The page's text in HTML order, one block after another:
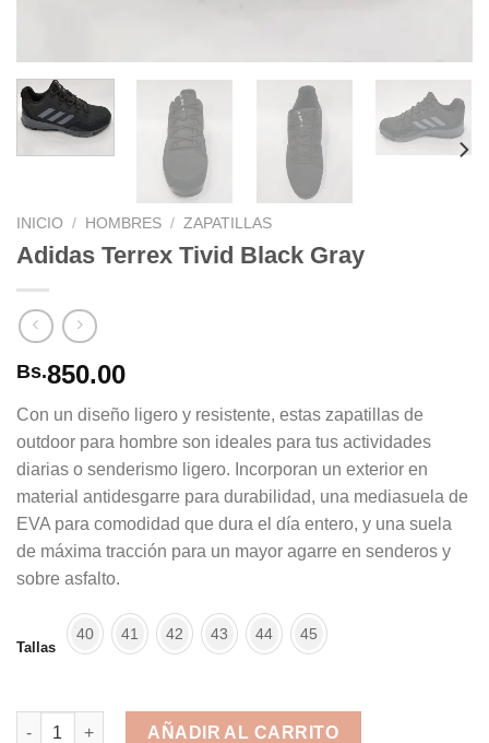
INICIO / HOMBRES / ZAPATILLAS
Adidas Terrex Tivid Black Gray
Bs.850.00
Con un diseño ligero y resistente, estas zapatillas de
outdoor para hombre son ideales para tus actividades
diarias o senderismo ligero. Incorporan un exterior en
material antidesgarre para durabilidad, una mediasuela de
EVA para comodidad que dura el día entero, y una suela
de máxima tracción para un mayor agarre en senderos y
sobre asfalto.
Tallas
40 41 42 43 44 45
Adidas Terrex Tivid Black Gray cantidad
AÑADIR AL CARRITO